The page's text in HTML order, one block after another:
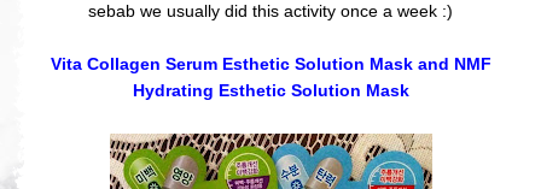
sebab we usually did this activity once a week :)
Vita Collagen Serum Esthetic Solution Mask and NMF
Hydrating Esthetic Solution Mask